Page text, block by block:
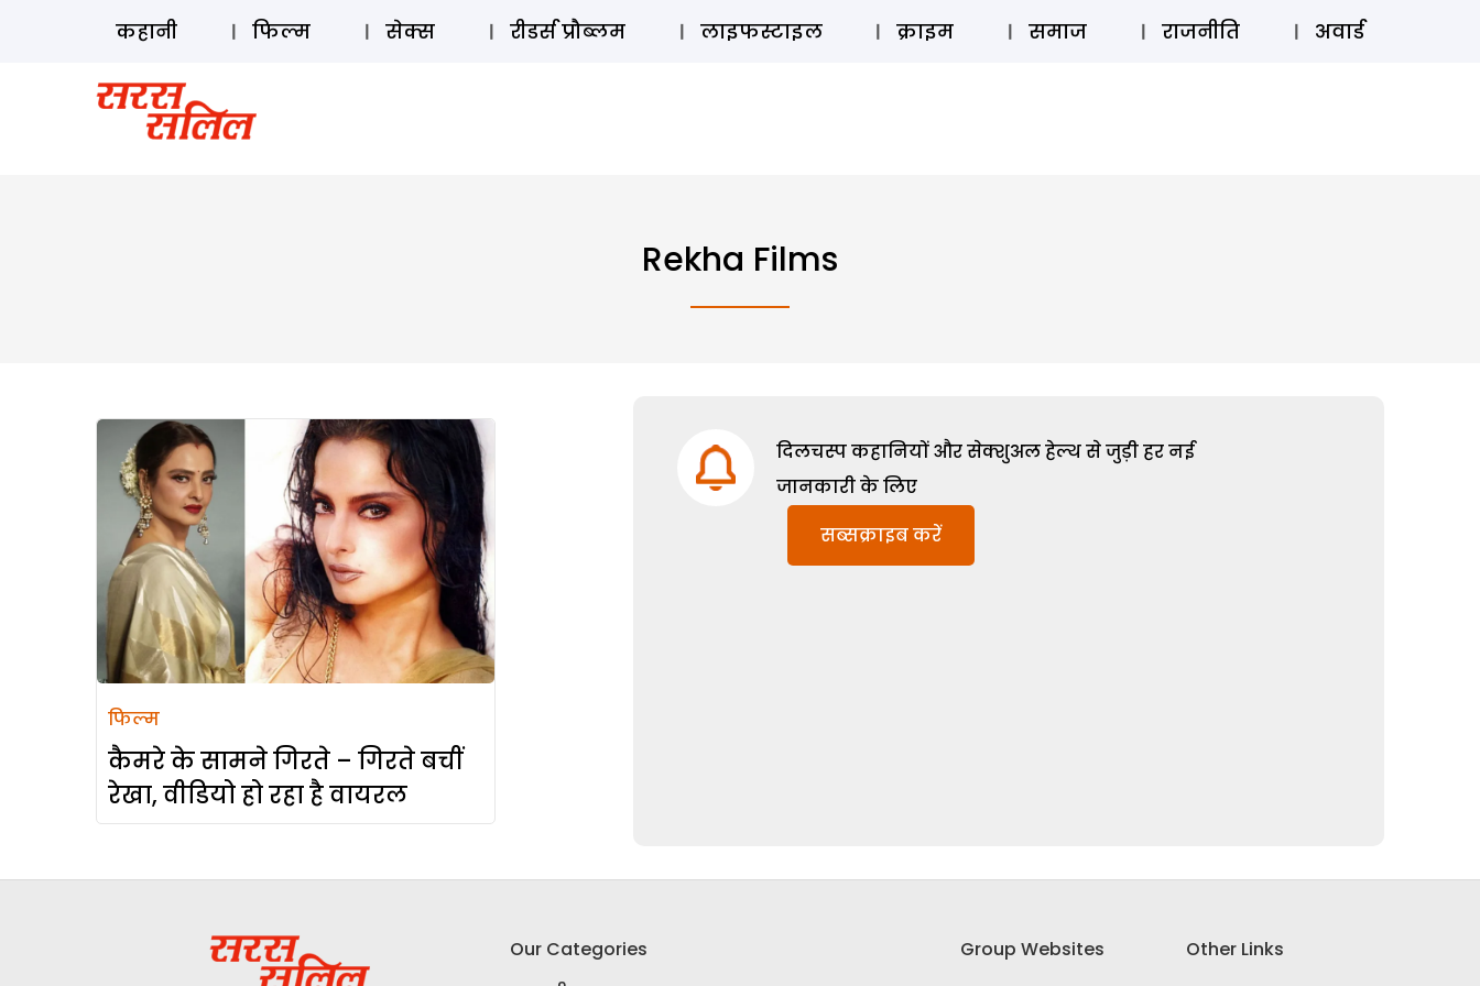
ऑडियो स्टोरी लॉग इन ⚲ SUBSCRIBE
कहानी फिल्म सेक्स रीडर्स प्रौब्लम लाइफस्टाइल क्राइम समाज राजनीति अवार्ड
Rekha Films
फिल्म
कैमरे के सामने गिरते – गिरते बचीं
रेखा, वीडियो हो रहा है वायरल
दिलचस्प कहानियों और सेक्शुअल हेल्थ से जुड़ी हर नई
जानकारी के लिए
सब्सक्राइब करें
Our Categories
Group Websites
Other Links